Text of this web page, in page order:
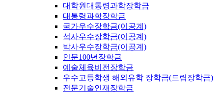
대학원대통령과학장학금
대통령과학장학금
국가우수장학금(이공계)
석사우수장학금(이공계)
박사우수장학금(이공계)
인문100년장학금
예술체육비전장학금
우수고등학생 해외유학 장학금(드림장학금)
전문기술인재장학금